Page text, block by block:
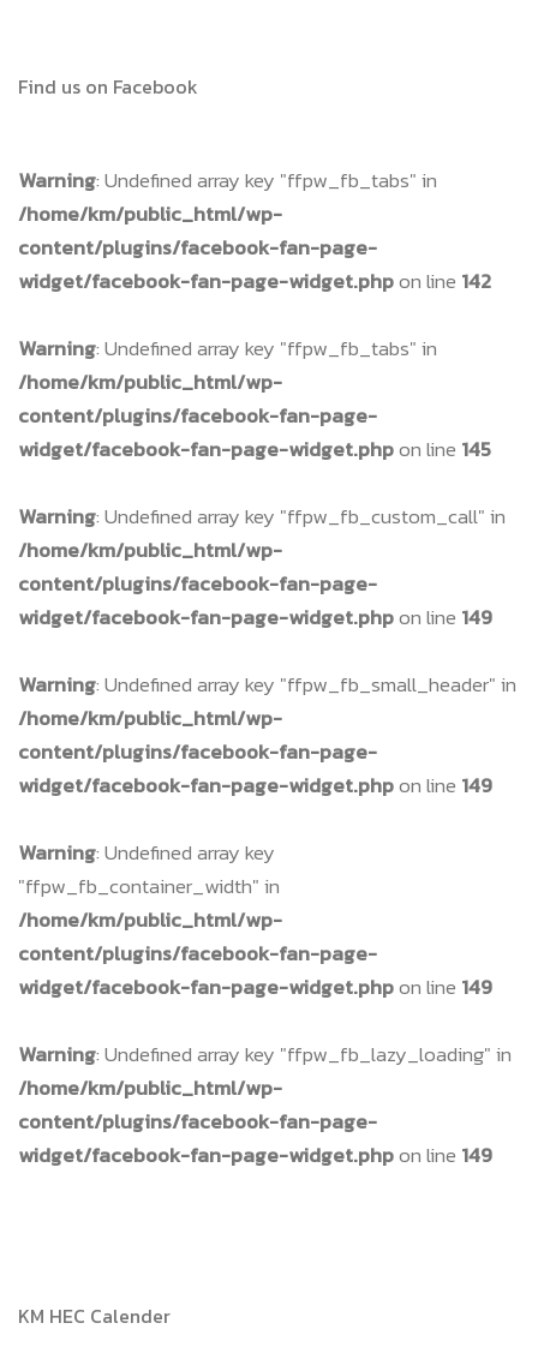
Find us on Facebook
Warning: Undefined array key "ffpw_fb_tabs" in
/home/km/public_html/wp-
content/plugins/facebook-fan-page-
widget/facebook-fan-page-widget.phpon line 142
Warning: Undefined array key "ffpw_fb_tabs" in
/home/km/public_html/wp-
content/plugins/facebook-fan-page-
widget/facebook-fan-page-widget.phpon line 145
Warning: Undefined array key "ffpw_fb_custom_call" in
/home/km/public_html/wp-
content/plugins/facebook-fan-page-
widget/facebook-fan-page-widget.phpon line 149
Warning: Undefined array key "ffpw_fb_small_header" in
/home/km/public_html/wp-
content/plugins/facebook-fan-page-
widget/facebook-fan-page-widget.phpon line 149
Warning: Undefined array key
"ffpw_fb_container_width" in
/home/km/public_html/wp-
content/plugins/facebook-fan-page-
widget/facebook-fan-page-widget.phpon line 149
Warning: Undefined array key "ffpw_fb_lazy_loading" in
/home/km/public_html/wp-
content/plugins/facebook-fan-page-
widget/facebook-fan-page-widget.phpon line 149
KM HEC Calender